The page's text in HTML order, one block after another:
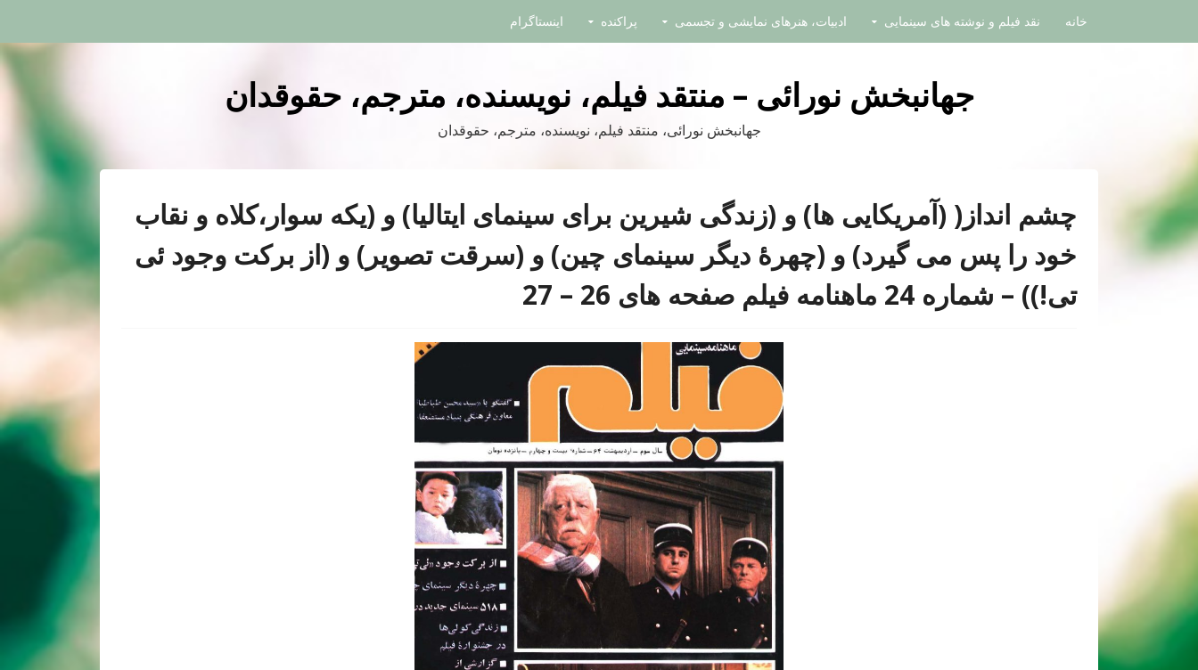
خانه نقد فیلم و نوشته های سینمایی ادبیات، هنرهای نمایشی و تجسمی پراکنده اینستاگرام
جهانبخش نورائی – منتقد فیلم، نویسنده، مترجم، حقوقدان
جهانبخش نورائی، منتقد فیلم، نویسنده، مترجم، حقوقدان
چشم انداز( (آمریکایی ها) و (زندگی شیرین برای سینمای ایتالیا) و (یکه سوار،کلاه و نقاب
خود را پس می گیرد) و (چهرۀ دیگر سینمای چین) و (سرقت تصویر) و (از برکت وجود ئی
تی!)) – شماره 24 ماهنامه فیلم صفحه های 26 – 27